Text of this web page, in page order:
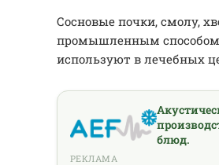
Сосновые почки, смолу,
промышленным способом
используют в лечебных
блюд.
РЕКЛАМА